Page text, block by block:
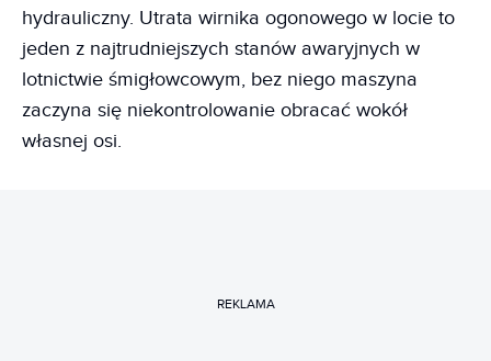
hydrauliczny. Utrata wirnika ogonowego w locie to
jeden z najtrudniejszych stanów awaryjnych w
lotnictwie śmigłowcowym, bez niego maszyna
zaczyna się niekontrolowanie obracać wokół
własnej osi.
REKLAMA